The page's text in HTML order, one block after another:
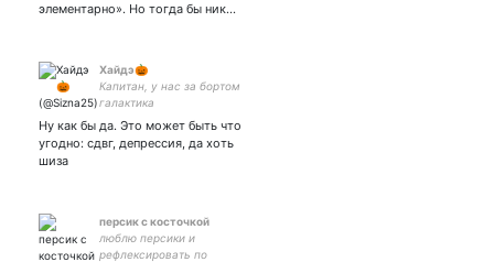
элементарно». Но тогда бы ник…
Хайдэ🎃
Капитан, у нас за бортом
галактика
R6S/FarCry/DBD/cinema/Kojima
❤
Ну как бы да. Это может быть что
угодно: сдвг, депрессия, да хоть
шиза
персик с косточкой
люблю персики и
рефлексировать по